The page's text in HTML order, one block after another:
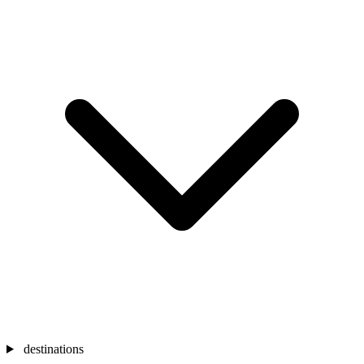
destinations